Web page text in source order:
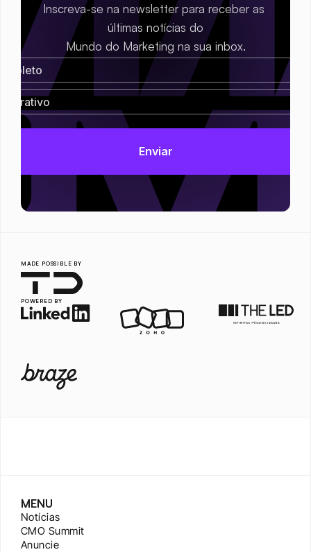
Inscreva-se na newsletter para receber as
últimas notícias do
Mundo do Marketing na sua inbox.
MADE POSSIBLE BY
POWERED BY
MENU
Notícias
CMO Summit
Anuncie